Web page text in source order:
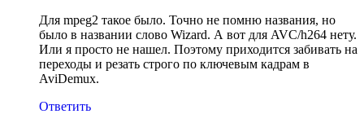
Для mpeg2 такое было. Точно не помню названия, но
было в названии слово Wizard. А вот для AVC/h264 нету.
Или я просто не нашел. Поэтому приходится забивать на
переходы и резать строго по ключевым кадрам в
AviDemux.
Ответить